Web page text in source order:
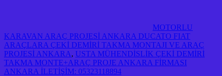
MOTORLU
KARAVAN ARAÇ PROJESİ ANKARA DUCATO FIAT
ARAÇLARA ÇEKİ DEMİRİ TAKMA MONTAJI VE ARAÇ
PROJESİ ANKARA, USTA MÜHENDİSLİK ÇEKİ DEMİRİ
TAKMA MONTE+ARAÇ PROJE ANKARA FİRMASI
ANKARA İLETİŞİM: 05323118894